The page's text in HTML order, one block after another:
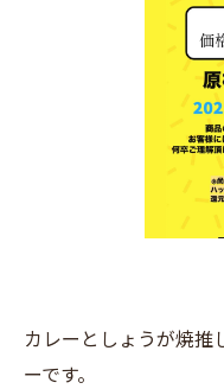
カレーとしょうが焼推
ーです。